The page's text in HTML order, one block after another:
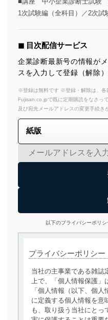
1次試験編（全科目）／2次試
◼︎ 目次配信サービス
企業診断最新号の情報が
スを入力して登録（解除
※登録は無料です ※登録・解除は、各
Fujisan.co.jpで既に定期購読をなさっ
及び宛先メールアドレスの変更手続き
以下のプライバシーポリ
プライバシーポリシー
当社の主事業である雑誌
上で、「個人情報保護」
「個人情報（以下、個
に定義する個人情報を意
も、取り扱う当社にとっ